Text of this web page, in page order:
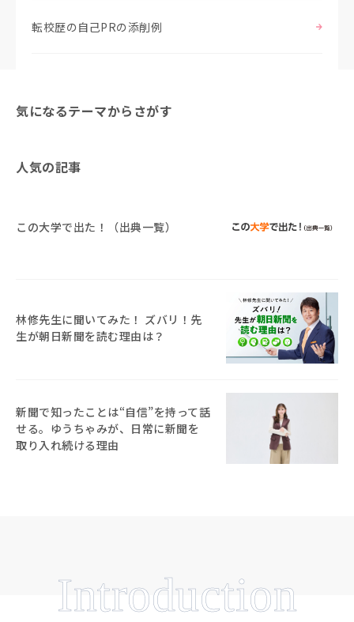
転校歴の自己PRの添削例
気になるテーマからさがす
人気の記事
この大学で出た！（出典一覧）
林修先生に聞いてみた！ ズバリ！先
生が朝日新聞を読む理由は？
新聞で知ったことは“自信”を持って話
せる。ゆうちゃみが、日常に新聞を
取り入れ続ける理由
Introduction